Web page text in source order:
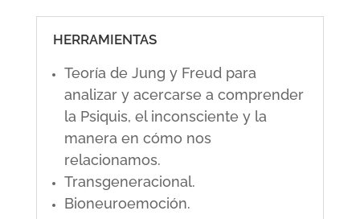
HERRAMIENTAS
Teoría de Jung y Freud para
analizar y acercarse a comprender
la Psiquis, el inconsciente y la
manera en cómo nos
relacionamos.
Transgeneracional.
Bioneuroemoción.